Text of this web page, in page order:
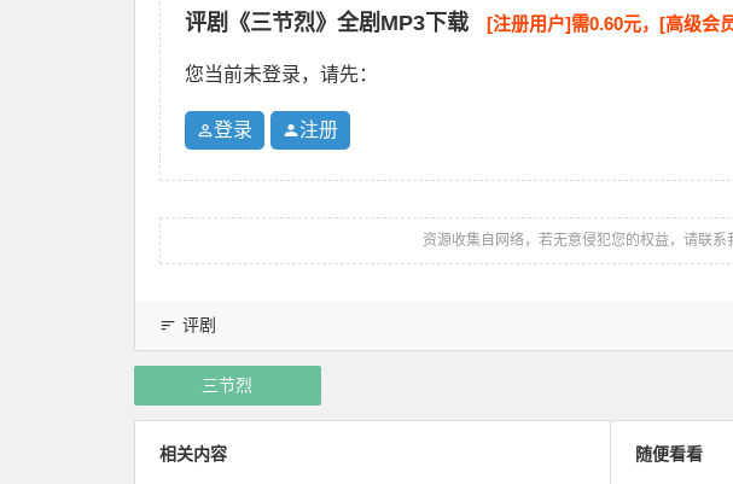
评剧《三节烈》全剧MP3下载 [注册用户]需0.60元，[高级会
您当前未登录，请先：
登录 注册
资源收集自网络，若无意侵犯您的权益，请联系
评剧
三节烈
相关内容 随便看看